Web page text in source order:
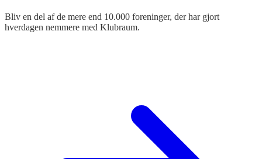
Bliv en del af de mere end 10.000 foreninger, der har gjort
hverdagen nemmere med Klubraum.